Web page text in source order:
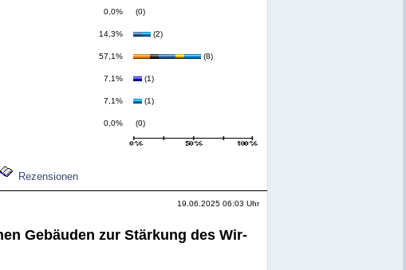
0,0% (0)
14,3% (2)
57,1% (8)
7,1% (1)
7,1% (1)
0,0% (0)
Rezensionen
19.06.2025 06:03 Uhr
Gebäuden zur Stärkung des Wir-